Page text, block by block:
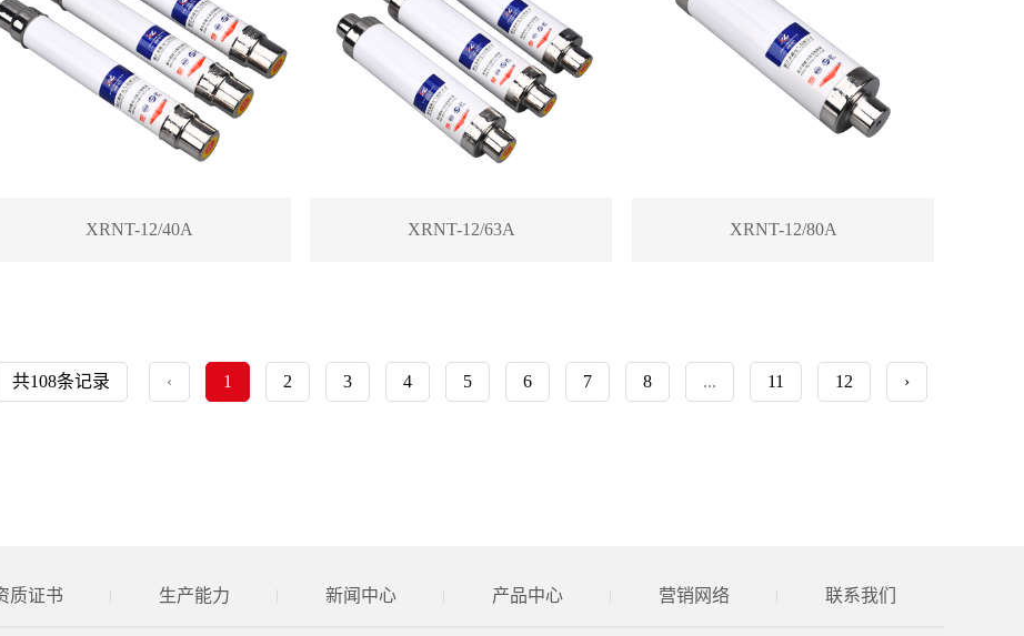
XRNT-12/40A XRNT-12/63A XRNT-12/80A
共108条记录 ‹ 1 2 3 4 5 6 7 8 ... 11 12 ›
质证书 生产能力 新闻中心 产品中心 营销网络 联系我们